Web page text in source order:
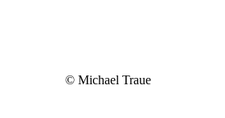
© Michael Traue